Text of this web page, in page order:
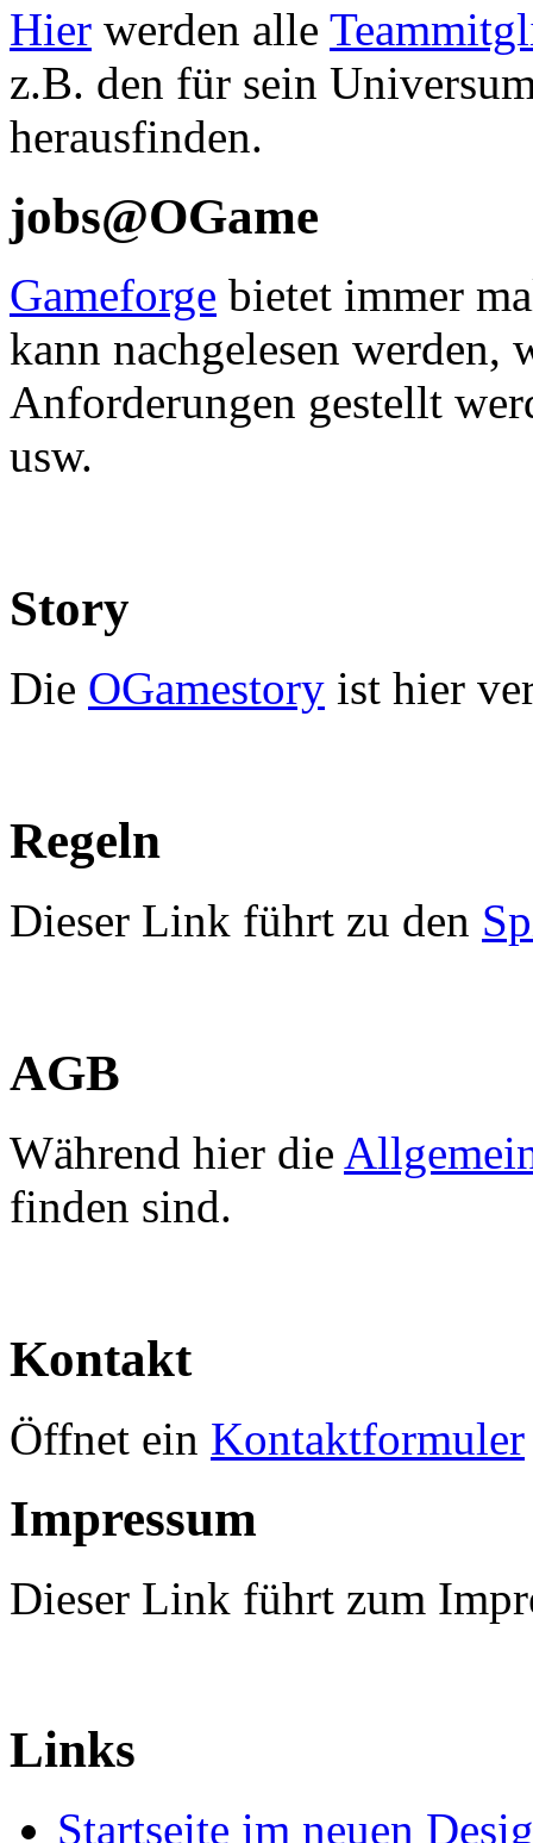
Hier werden alle
z.B. den für sein
herausfinden.
jobs@OGame
Gameforge bietet immer
kann nachgelesen werden,
Anforderungen gestellt
usw.
Story
Die OGamestory ist hier
Regeln
Dieser Link führt zu den
AGB
Während hier die
finden sind.
Kontakt
Öffnet ein Kontaktformuler
Impressum
Dieser Link führt zum
Links
Startseite im neuen